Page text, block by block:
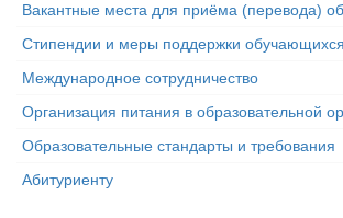
Вакантные места для приёма (перевода)
Стипендии и меры поддержки обучающихся
Международное сотрудничество
Организация питания в образовательной
Образовательные стандарты и требования
Абитуриенту